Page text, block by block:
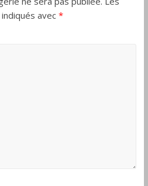
avec *